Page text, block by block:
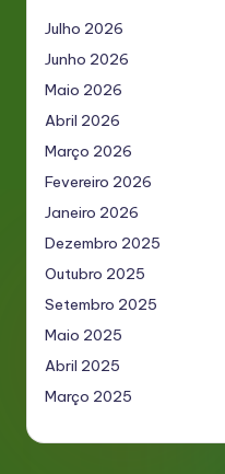
Julho 2026
Junho 2026
Maio 2026
Abril 2026
Março 2026
Fevereiro 2026
Janeiro 2026
Dezembro 2025
Outubro 2025
Setembro 2025
Maio 2025
Abril 2025
Março 2025